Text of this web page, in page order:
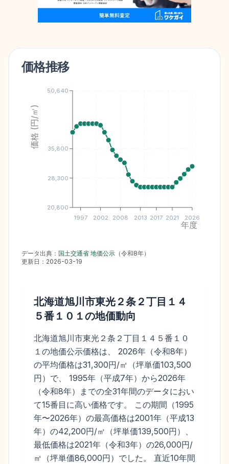
価格推移
1997 2002 2008 2013 2017 2021 2026
年度
20,800
28,300
35,800
50,640
価格 (円/㎡)
データ出典： 国土交通省 地価公示 （令和8年）
更新日： 2026-03-19
北海道旭川市東光２条２丁目１４
５番１０１の地価動向
北海道旭川市東光２条２丁目１４５番１０
１の地価公示価格は、 2026年（令和8年）
の平均価格は31,300円/㎡（坪単価103,500
円）で、 1995年（平成7年）から2026年
（令和8年）までの全31年間のデータにおい
て15番目に高い価格です。 この期間（1995
年〜2026年）の最高価格は2001年（平成13
年）の42,200円/㎡（坪単価139,500円）、
最低価格は2021年（令和3年）の26,000円/
㎡（坪単価86,000円）でした。 直近10年間